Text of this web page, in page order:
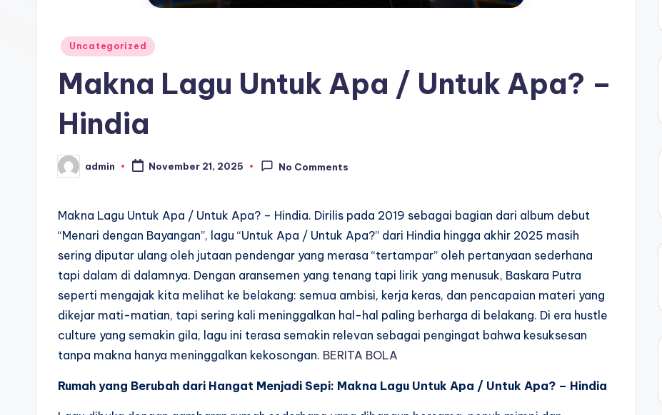
Posted
Uncategorized
Makna Lagu Untuk Apa / Untuk Apa? –
Hindia
Posted
by
admin November 21, 2025 No Comments
Makna Lagu Untuk Apa / Untuk Apa? – Hindia. Dirilis pada 2019 sebagai bagian dari album debut
“Menari dengan Bayangan”, lagu “Untuk Apa / Untuk Apa?” dari Hindia hingga akhir 2025 masih
sering diputar ulang oleh jutaan pendengar yang merasa “tertampar” oleh pertanyaan sederhana
tapi dalam di dalamnya. Dengan aransemen yang tenang tapi lirik yang menusuk, Baskara Putra
seperti mengajak kita melihat ke belakang: semua ambisi, kerja keras, dan pencapaian materi yang
dikejar mati-matian, tapi sering kali meninggalkan hal-hal paling berharga di belakang. Di era hustle
culture yang semakin gila, lagu ini terasa semakin relevan sebagai pengingat bahwa kesuksesan
tanpa makna hanya meninggalkan kekosongan. BERITA BOLA
Rumah yang Berubah dari Hangat Menjadi Sepi: Makna Lagu Untuk Apa / Untuk Apa? – Hindia